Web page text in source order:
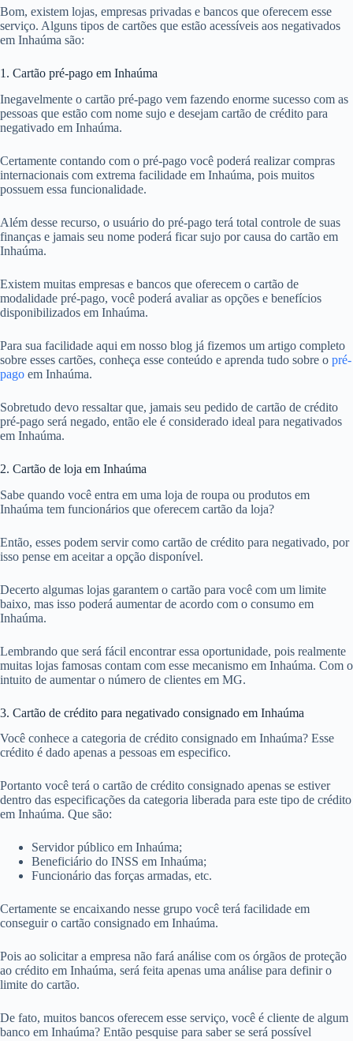
Bom, existem lojas, empresas privadas e bancos que oferecem esse
serviço. Alguns tipos de cartões que estão acessíveis aos negativados
em Inhaúma são:
1. Cartão pré-pago em Inhaúma
Inegavelmente o cartão pré-pago vem fazendo enorme sucesso com as
pessoas que estão com nome sujo e desejam cartão de crédito para
negativado em Inhaúma.
Certamente contando com o pré-pago você poderá realizar compras
internacionais com extrema facilidade em Inhaúma, pois muitos
possuem essa funcionalidade.
Além desse recurso, o usuário do pré-pago terá total controle de suas
finanças e jamais seu nome poderá ficar sujo por causa do cartão em
Inhaúma.
Existem muitas empresas e bancos que oferecem o cartão de
modalidade pré-pago, você poderá avaliar as opções e benefícios
disponibilizados em Inhaúma.
Para sua facilidade aqui em nosso blog já fizemos um artigo completo
sobre esses cartões, conheça esse conteúdo e aprenda tudo sobre o pré-
pago em Inhaúma.
Sobretudo devo ressaltar que, jamais seu pedido de cartão de crédito
pré-pago será negado, então ele é considerado ideal para negativados
em Inhaúma.
2. Cartão de loja em Inhaúma
Sabe quando você entra em uma loja de roupa ou produtos em
Inhaúma tem funcionários que oferecem cartão da loja?
Então, esses podem servir como cartão de crédito para negativado, por
isso pense em aceitar a opção disponível.
Decerto algumas lojas garantem o cartão para você com um limite
baixo, mas isso poderá aumentar de acordo com o consumo em
Inhaúma.
Lembrando que será fácil encontrar essa oportunidade, pois realmente
muitas lojas famosas contam com esse mecanismo em Inhaúma. Com o
intuito de aumentar o número de clientes em MG.
3. Cartão de crédito para negativado consignado em Inhaúma
Você conhece a categoria de crédito consignado em Inhaúma? Esse
crédito é dado apenas a pessoas em especifico.
Portanto você terá o cartão de crédito consignado apenas se estiver
dentro das especificações da categoria liberada para este tipo de crédito
em Inhaúma. Que são:
Servidor público em Inhaúma;
Beneficiário do INSS em Inhaúma;
Funcionário das forças armadas, etc.
Certamente se encaixando nesse grupo você terá facilidade em
conseguir o cartão consignado em Inhaúma.
Pois ao solicitar a empresa não fará análise com os órgãos de proteção
ao crédito em Inhaúma, será feita apenas uma análise para definir o
limite do cartão.
De fato, muitos bancos oferecem esse serviço, você é cliente de algum
banco em Inhaúma? Então pesquise para saber se será possível